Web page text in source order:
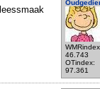
46.743
OTindex:
97.361